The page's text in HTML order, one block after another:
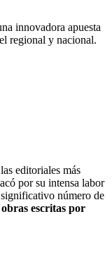
innovadora apuesta
regional y nacional.
editoriales más
por su intensa labor
número de
obras escritas por